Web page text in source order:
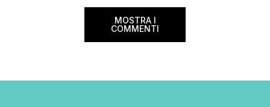
MOSTRA I
COMMENTI